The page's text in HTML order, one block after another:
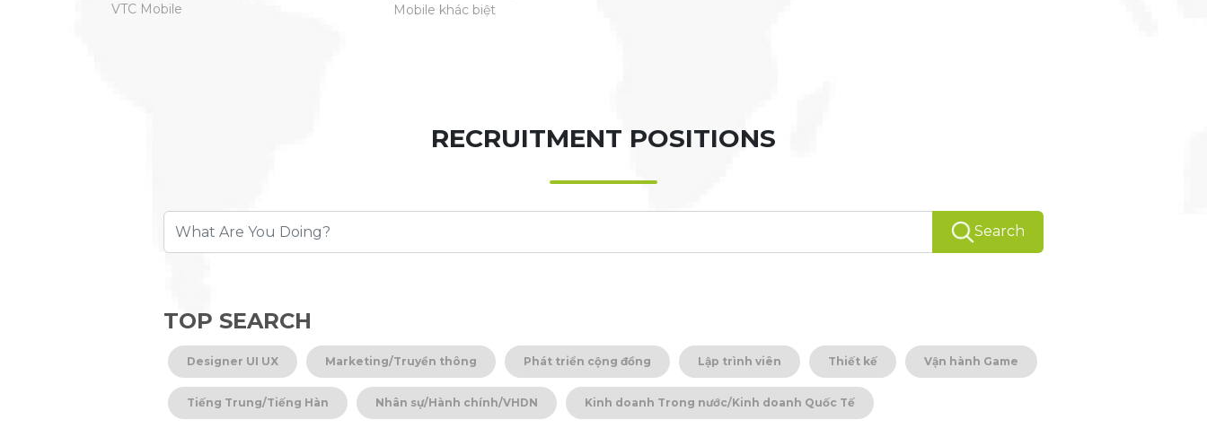
VTC Mobile
Mobile khác biệt
RECRUITMENT POSITIONS
Search
TOP SEARCH
Designer UI UX Marketing/Truyền thông Phát triển cộng đồng Lập trình viên Thiết kế Vận hành Game
Tiếng Trung/Tiếng Hàn Nhân sự/Hành chính/VHDN Kinh doanh Trong nước/Kinh doanh Quốc Tế